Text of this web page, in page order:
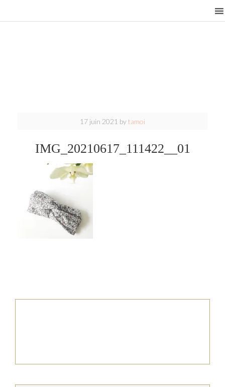
17 juin 2021 bytamoi
IMG_20210617_111422__01